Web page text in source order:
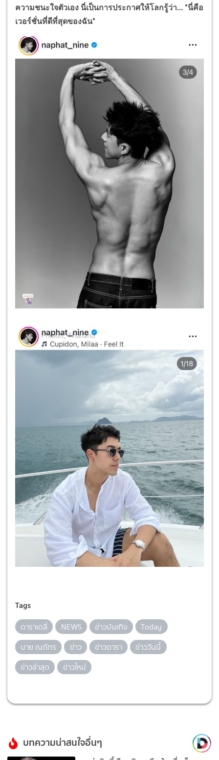
ความชนะใจตัวเอง นี่เป็นการประกาศให้โลกรู้ว่า... "นี่คือ
เวอร์ชั่นที่ดีที่สุดของฉัน"
Tags
ดาราเดลี่ NEWS ข่าวบันเทิง
Today
นาย ณภัทร
ข่าว ข่าวดารา
ข่าววันนี้
ข่าวล่าสุด
ข่าวใหม่
บทความน่าสนใจอื่นๆ